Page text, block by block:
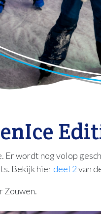
Er wordt nog volop
Bekijk hierdeel 2van
Zouwen.